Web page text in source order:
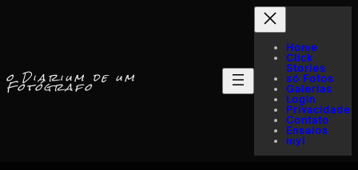
o Diarium de um
Fotógrafo
Home
Click
Stories
só Fotos
Galerias
Login
Privacidade
Contato
Ensaios
myI